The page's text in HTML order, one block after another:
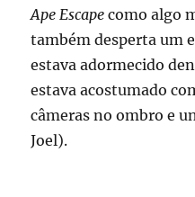
Ape Escape como algo
também desperta um
estava adormecido
estava acostumado
câmeras no ombro e
Joel).